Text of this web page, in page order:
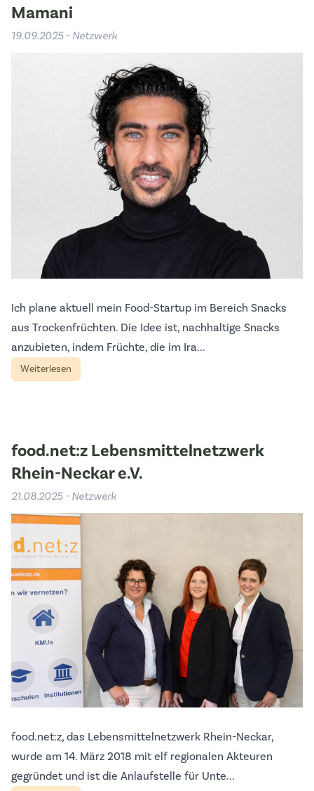
Mamani
19.09.2025 - Netzwerk
Ich plane aktuell mein Food-Startup im Bereich Snacks
aus Trockenfrüchten. Die Idee ist, nachhaltige Snacks
anzubieten, indem Früchte, die im Ira...
Weiterlesen
food.net:z Lebensmittelnetzwerk
Rhein-Neckar e.V.
21.08.2025 - Netzwerk
food.net:z, das Lebensmittelnetzwerk Rhein-Neckar,
wurde am 14. März 2018 mit elf regionalen Akteuren
gegründet und ist die Anlaufstelle für Unte...